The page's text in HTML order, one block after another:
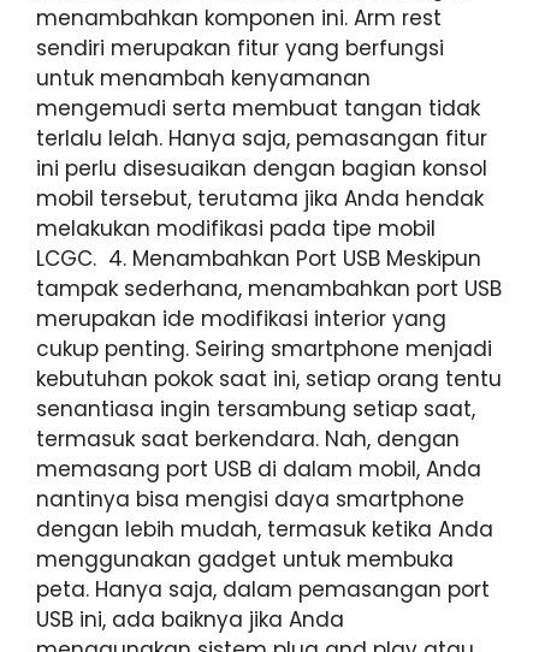
menambahkan komponen ini. Arm rest
sendiri merupakan fitur yang berfungsi
untuk menambah kenyamanan
mengemudi serta membuat tangan tidak
terlalu lelah. Hanya saja, pemasangan fitur
ini perlu disesuaikan dengan bagian konsol
mobil tersebut, terutama jika Anda hendak
melakukan modifikasi pada tipe mobil
LCGC. 4. Menambahkan Port USB Meskipun
tampak sederhana, menambahkan port USB
merupakan ide modifikasi interior yang
cukup penting. Seiring smartphone menjadi
kebutuhan pokok saat ini, setiap orang tentu
senantiasa ingin tersambung setiap saat,
termasuk saat berkendara. Nah, dengan
memasang port USB di dalam mobil, Anda
nantinya bisa mengisi daya smartphone
dengan lebih mudah, termasuk ketika Anda
menggunakan gadget untuk membuka
peta. Hanya saja, dalam pemasangan port
USB ini, ada baiknya jika Anda